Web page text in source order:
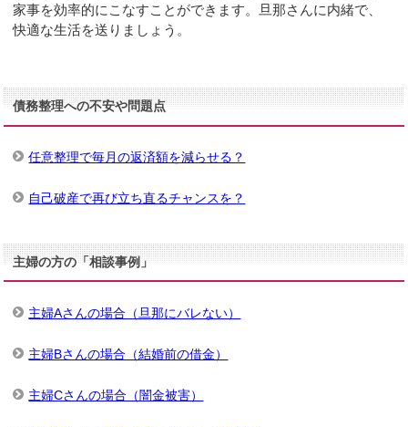
家事を効率的にこなすことができます。旦那さんに内緒で、
快適な生活を送りましょう。
債務整理への不安や問題点
任意整理で毎月の返済額を減らせる？
自己破産で再び立ち直るチャンスを？
主婦の方の「相談事例」
主婦Aさんの場合（旦那にバレない）
主婦Bさんの場合（結婚前の借金）
主婦Cさんの場合（闇金被害）